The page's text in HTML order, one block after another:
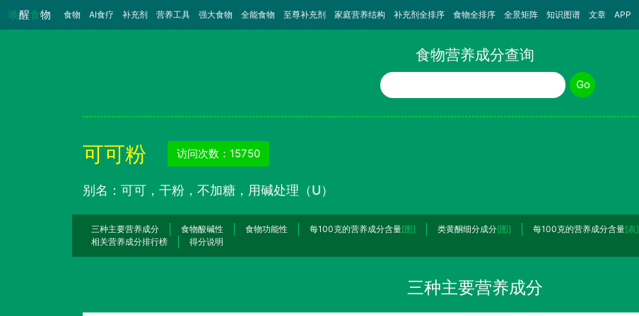
唤醒食物 食物 （当前）
AI食疗 补充剂 营养工具 强大食物 全能食物 至尊补充剂 家庭营养结构 补充剂全排序 食物全排序 全景矩阵 知识图谱 文章 APP
食物营养成分查询
食物名称
Go
可可粉 访问次数：15750
别名：可可，干粉，不加糖，用碱处理（U）
三种主要营养成分 食物酸碱性 食物功能性 每100克的营养成分含量[图] 类黄酮细分成分[图] 每100克的营养成分含量[表]
相关营养成分排行榜
得分说明
三种主要营养成分